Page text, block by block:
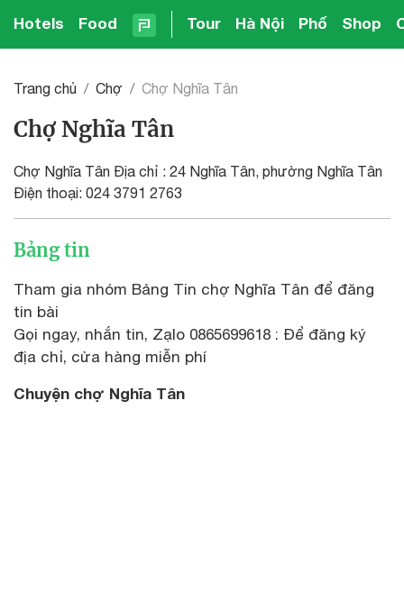
Hotels Food Tour Hà Nội Phố Shop
Trang chủ Chợ Chợ Nghĩa Tân
Chợ Nghĩa Tân
Chợ Nghĩa Tân Địa chỉ : 24 Nghĩa Tân, phường Nghĩa Tân
Điện thoại: 024 3791 2763
Bảng tin
Tham gia nhóm Bảng Tin chợ Nghĩa Tân để đăng
tin bài
Gọi ngay, nhắn tin, Zạlo 0865699618 : Để đăng ký
địa chỉ, cửa hàng miễn phí
Chuyện chợ Nghĩa Tân